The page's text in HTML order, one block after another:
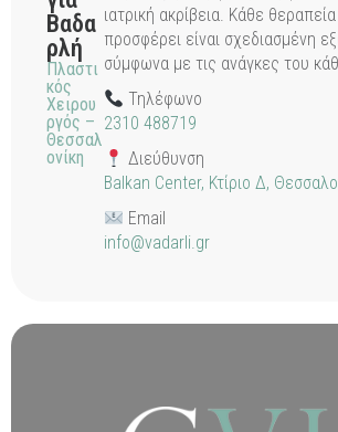
Βαδα
ρλή
Πλαστι
κός
Χειρου
ργός –
Θεσσαλ
ονίκη
ιατρική ακρίβεια. Κάθε
προσφέρει είναι σχεδιασμένη
σύμφωνα με τις ανάγκες του
Τηλέφωνο
2310 488719
Διεύθυνση
Balkan Center, Κτίριο Δ,
Email
info@vadarli.gr